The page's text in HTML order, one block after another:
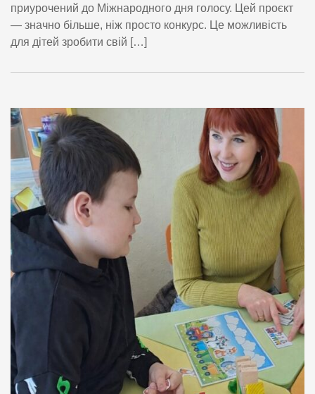
приурочений до Міжнародного дня голосу. Цей проєкт
— значно більше, ніж просто конкурс. Це можливість
для дітей зробити свій […]